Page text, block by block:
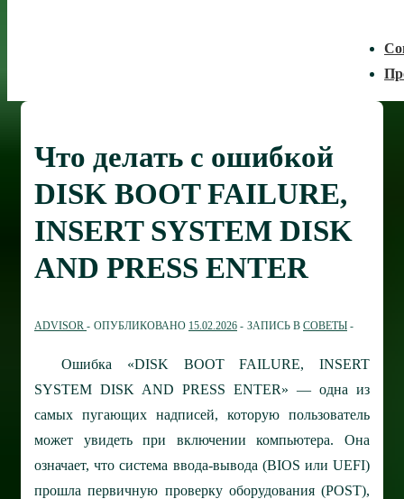
Что делать с ошибкой
DISK BOOT FAILURE,
INSERT SYSTEM DISK
AND PRESS ENTER
ADVISOR ОПУБЛИКОВАНО 15.02.2026 ЗАПИСЬ В СОВЕТЫ
Ошибка «DISK BOOT FAILURE, INSERT
SYSTEM DISK AND PRESS ENTER» — одна из
самых пугающих надписей, которую пользователь
может увидеть при включении компьютера. Она
означает, что система ввода-вывода (BIOS или UEFI)
прошла первичную проверку оборудования (POST),